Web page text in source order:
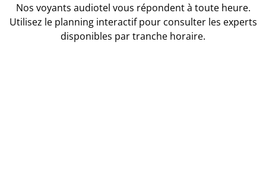
Nos voyants audiotel vous répondent à toute heure.
Utilisez le planning interactif pour consulter les experts
disponibles par tranche horaire.